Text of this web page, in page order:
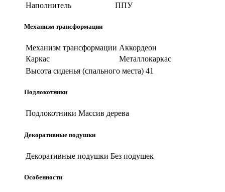
Наполнитель
ППУ
Механизм трансформации
Механизм трансформации Аккордеон
Каркас
Металлокаркас
Высота сиденья (спального места) 41
Подлокотники
Подлокотники Массив дерева
Декоративные подушки
Декоративные подушки Без подушек
Особенности